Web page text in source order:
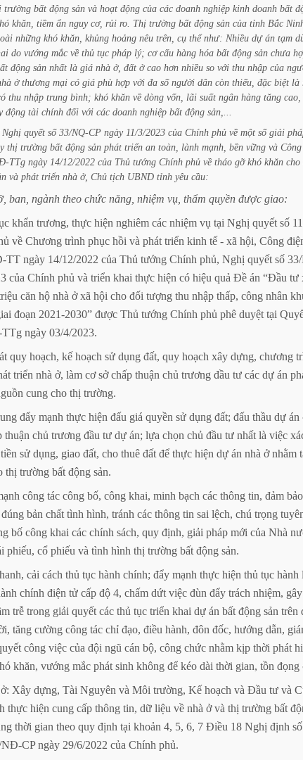
trường bất động sản và hoạt động của các doanh nghiệp kinh doanh bất
khăn, tiềm ẩn nguy cơ, rủi ro. Thị trường bất động sản của tỉnh Bắc
những khó khăn, khủng hoảng nêu trên, cụ thể như: Nhiều dự án tạm
do vướng mắc về thủ tục pháp lý; cơ cấu hàng hóa bất động sản chưa
động sản nhất là giá nhà ở, đất ở cao hơn nhiều so với thu nhập của
ở thương mại có giá phù hợp với đa số người dân còn thiếu, đặc biệt là
thu nhập trung bình; khó khăn về dòng vốn, lãi suất ngân hàng tăng cao,
động tài chính đối với các doanh nghiệp bất động sản,...
Nghị quyết số 33/NQ-CP ngày 11/3/2023 của Chính phủ về một số giải
thị trường bất động sản phát triển an toàn, lành mạnh, bền vững và Công
TTg ngày 14/12/2022 của Thủ tướng Chính phủ về tháo gỡ khó khăn cho
và phát triển nhà ở, Chủ tịch UBND tỉnh yêu cầu:
ban, ngành theo chức năng, nhiệm vụ, thẩm quyền được giao:
khẩn trương, thực hiện nghiêm các nhiệm vụ tại Nghị quyết số
về Chương trình phục hồi và phát triển kinh tế - xã hội, Công
TT ngày 14/12/2022 của Thủ tướng Chính phủ, Nghị quyết số
của Chính phủ và triển khai thực hiện có hiệu quả Đề án “Đầu tư
căn hộ nhà ở xã hội cho đối tượng thu nhập thấp, công nhân
đoạn 2021-2030” được Thủ tướng Chính phủ phê duyệt tại
ngày 03/4/2023.
quy hoạch, kế hoạch sử dụng đất, quy hoạch xây dựng, chương
triển nhà ở, làm cơ sở chấp thuận chủ trương đầu tư các dự án
cung cho thị trường.
đẩy mạnh thực hiện đấu giá quyền sử dụng đất; đấu thầu dự án
thuận chủ trương đầu tư dự án; lựa chọn chủ đầu tư nhất là việc
tiền sử dụng, giao đất, cho thuê đất để thực hiện dự án nhà ở nhằm
thị trường bất động sản.
công tác công bố, công khai, minh bạch các thông tin, đảm bảo
đúng bản chất tình hình, tránh các thông tin sai lệch, chú trọng
bố công khai các chính sách, quy định, giải pháp mới của Nhà
phiếu, cổ phiếu và tình hình thị trường bất động sản.
cải cách thủ tục hành chính; đẩy mạnh thực hiện thủ tục hành
chính điện tử cấp độ 4, chấm dứt việc đùn đẩy trách nhiệm, gây
trễ trong giải quyết các thủ tục triển khai dự án bất động sản trên
tăng cường công tác chỉ đạo, điều hành, đôn đốc, hướng dẫn,
công việc của đội ngũ cán bộ, công chức nhằm kịp thời phát
khăn, vướng mắc phát sinh không để kéo dài thời gian, tồn đọng
Xây dựng, Tài Nguyên và Môi trường, Kế hoạch và Đầu tư và
thực hiện cung cấp thông tin, dữ liệu về nhà ở và thị trường bất
thời gian theo quy định tại khoản 4, 5, 6, 7 Điều 18 Nghị định số
NĐ-CP ngày 29/6/2022 của Chính phủ.